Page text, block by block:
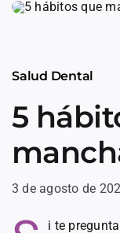
Skip
Salud Dental
5
3 de agosto de
i te